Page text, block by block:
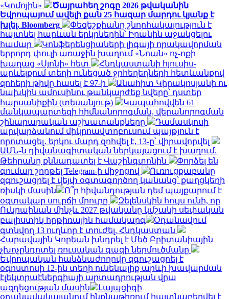
«Կոմոյին»
Ծայրահեղ շոգը 2026 թվականին
Եվրոպայում ավելի քան 25 հազար մարդու կյանք է
խլել. Bloomberg
Փեզեշքիանը շնորհակալություն է
հայտնել հարևան երկրներին՝ Իրանին աջակցելու
համար
Կոնֆերենցիաների լիգայի որակավորման
երրորդ փուլի առաջին խաղում «Նոան» ոչ-ոքի
խաղաց «Սյոնի» հետ
Հնդկաստանի հյուսիս-
արևելքում տեղի ունեցած ջրհեղեղների հետևանքով
զոհերի թիվը հասել է 97-ի
Անահիտ Կիրակոսյանի ու
նախկին ամուսինու թանկարժեք նվերը՝ դստեր
հարսանիքին (տեսանյութ)
Կապահովվեն 61
մանկապարտեզի հիմնանորոգման, վերանորոգման
շինարարական աշխատանքները
Դամասկոսի
արվարձանում միկրոավտոբուսում պայթյուն է
որոտացել․ երկու մարդ զոհվել է, 13-ը՝ վիրավորվել
ԱՄՆ-ն դիվանագիտական ներկայացում է խաղում.
Թեհրանը քննադատել է Վաշինգտոնին
Փորձել են
գումար շորթել Telegram-ի միջոցով
Ուռուցքաբանը
զգուշացրել է վեյփ օգտագործող կանանց՝ քաղցկեղի
ռիսկի մասին
Ո՞ր հիվանդության դեմ պայքարում է
օգտակար սուրճի մրուրը
Զելենսկին հույս ունի, որ
Ուկրաինան մինչև 2027 թվականը կմշակի սեփական
բալիստիկ հրթիռային համակարգ
Օդանավում
գտնվող 13 ուղևոր է տուժել. Հնդկաստան
Հարավային Կորեան խնդրել է Մեծ Բրիտանիային
չխոչընդոտել ռուսական գազի ներմուծմանը
Եվրոպական հանձնաժողովը զգուշացրել է
օգոստոսի 12-ին տեղի ունենալիք արևի խավարման
էլեկտրաէներգիայի արտադրության վրա
ազդեցության մասին
Լայպցիգի
օդանավակայանում ինքնաթիռում հայտնաբերվել է